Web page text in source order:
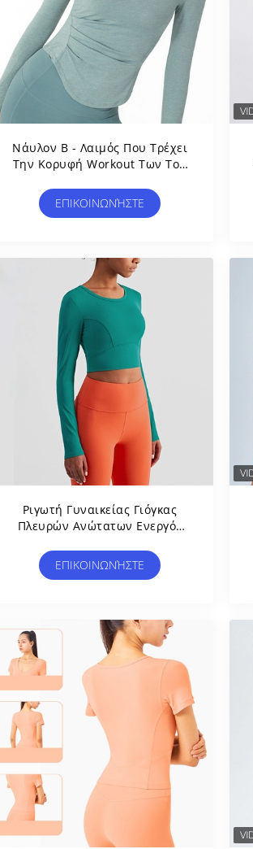
Νάυλον Β - Λαιμός Που Τρέχει
Την Κορυφή Workout Των Τοπ
Γυμναστικής Μακριών
Γυναικών Μανικιών
ΕΠΙΚΟΙΝΩΝΉΣΤΕ
Ριγωτή Γυναικείας Γιόγκας
Πλευρών Ανώτατων Ενεργός
Συγκομιδών Γιόγκας Μανικιών
Ικανότητας Μακριά
ΕΠΙΚΟΙΝΩΝΉΣΤΕ